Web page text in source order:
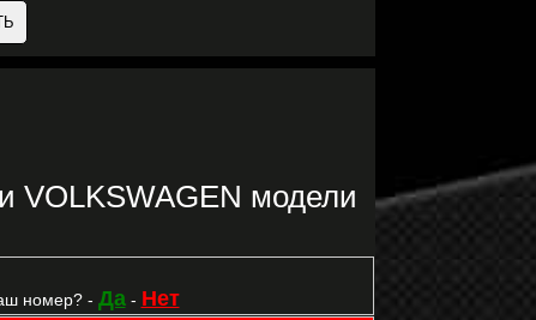
VOLKSWAGEN модели
номер? - Да- Нет